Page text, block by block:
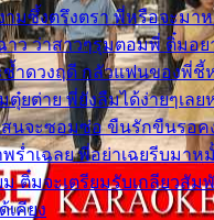
ามซึ้งตรึงตรา พี่หรือจะมา
าว ว่าสาวๆรุมตอมพี่ ติ๋มอย
ำดวงฤดี กลัวแฟนของพี่ชี้
ยต่าย พี่ยังลืมได้ง่ายๆเลย
นจะซอมซ่อ ขืนรักขืนรอค
พร่ำเฉลย พี่อย่าเฉยรีบมา
ติ๋มจะเตรียมรับเกลียวสัม
คียง